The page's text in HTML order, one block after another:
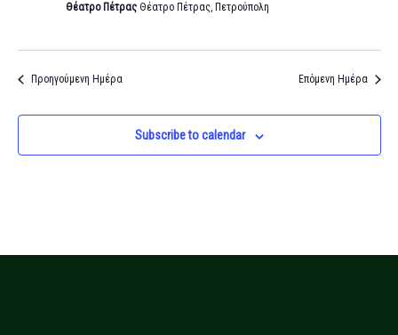
Θέατρο Πέτρας Θέατρο Πέτρας, Πετρούπολη
Προηγούμενη Ημέρα Επόμενη Ημέρα
Subscribe to calendar